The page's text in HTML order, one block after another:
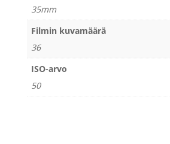
35mm
Filmin kuvamäärä
36
ISO-arvo
50